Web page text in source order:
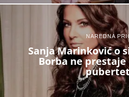
NAREDNA
Sanja Marinković o
Borba ne